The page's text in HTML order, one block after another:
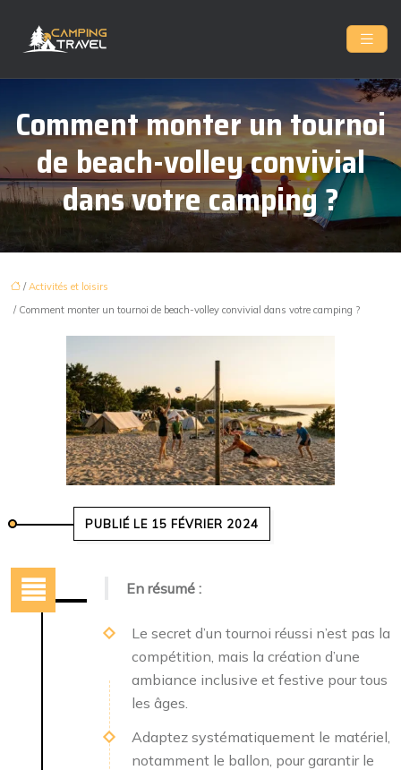
Comment monter un tournoi
de beach-volley convivial
dans votre camping ?
/Activités et loisirs
/ Comment monter un tournoi de beach-volley convivial dans votre camping ?
PUBLIÉ LE 15 FÉVRIER 2024
En résumé :
Le secret d’un tournoi réussi n’est pas la
compétition, mais la création d’une
ambiance inclusive et festive pour tous
les âges.
Adaptez systématiquement le matériel,
notamment le ballon, pour garantir le